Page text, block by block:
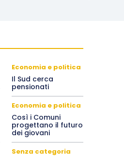
Economia e politica
Il Sud cerca
pensionati
Economia e politica
Così i Comuni
progettano il futuro
dei giovani
Senza categoria